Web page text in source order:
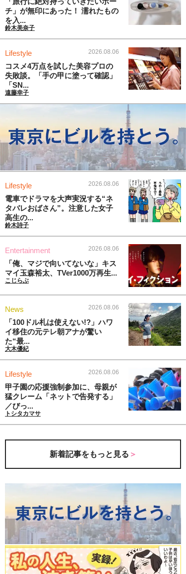
チ」が無印にあった！ 濡れたもの
を入...
鈴木美奈子
Lifestyle 2026.08.06
コスメ4万点を試した美容プロの
失敗談。「手の甲に塗って確認」
「SN...
遠藤幸子
Lifestyle 2026.08.06
電車でドラマを大声実況する“ネ
タバレおばさん”。注意した女子
高生の...
鈴木詩子
Entertainment 2026.08.06
「俺、マジで向いてないな」キス
マイ玉森裕太、TVer1000万再生...
こじらぶ
News 2026.08.06
「100ドル札は使えない!?」ハワ
イ移住の元テレ朝アナが驚い
た“最...
大木優紀
Lifestyle 2026.08.06
甲子園の応援強制参加に、母親が
猛クレーム「ネットで告発する」
／びっ...
トシタカマサ
新着記事をもっと見る